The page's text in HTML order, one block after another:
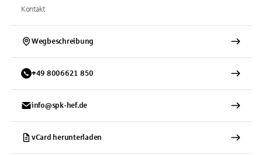
Kontakt
Wegbeschreibung
+49 8006621 850
info@spk-hef.de
vCard herunterladen